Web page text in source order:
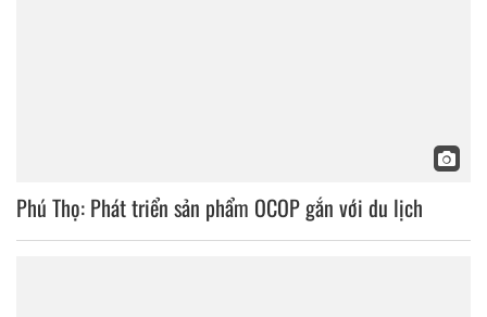
Phú Thọ: Phát triển sản phẩm OCOP gắn với du lịch